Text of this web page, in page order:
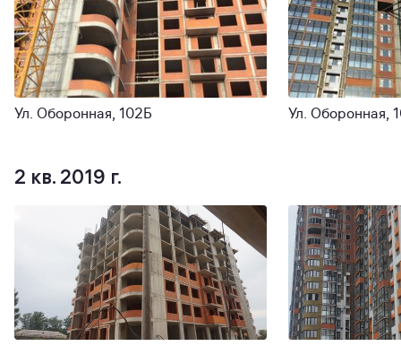
Ул. Оборонная, 102Б Ул. Оборонная,
2 кв. 2019 г.